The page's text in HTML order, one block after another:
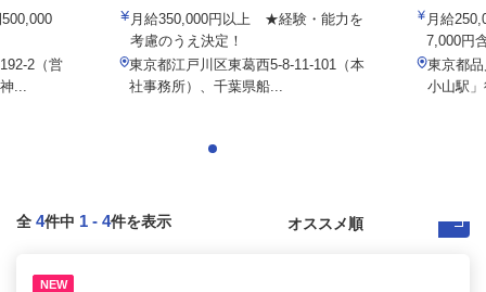
2（営
...
月給350,000円以上 ★経験・能力を
考慮のうえ決定！
東京都江戸川区東葛西5-8-11-101（本
社事務所）、千葉県船...
月給
7,000円
東京都
小山駅
全 4件中 1 - 4件を表示
NEW